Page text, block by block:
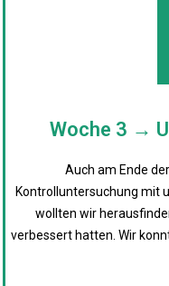
Woche 3 →
Auch am Ende
Kontrolluntersuchung mit
wollten wir
verbessert hatten. Wir